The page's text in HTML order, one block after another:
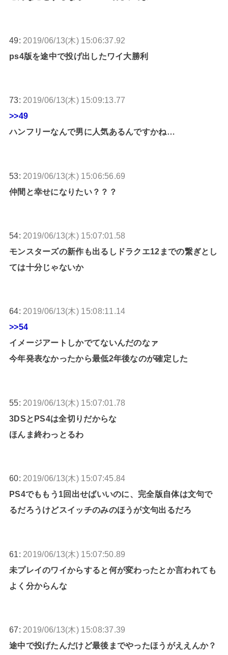
49: 2019/06/13(木) 15:06:37.92
ps4版を途中で投げ出したワイ大勝利
73: 2019/06/13(木) 15:09:13.77
>>49
ハンフリーなんで男に人気あるんですかね…
53: 2019/06/13(木) 15:06:56.69
仲間と幸せになりたい？？？
54: 2019/06/13(木) 15:07:01.58
モンスターズの新作も出るしドラクエ12までの繋ぎとし
ては十分じゃないか
64: 2019/06/13(木) 15:08:11.14
>>54
イメージアートしかでてないんだのなァ
今年発表なかったから最低2年後なのが確定した
55: 2019/06/13(木) 15:07:01.78
3DSとPS4は全切りだからな
ほんま終わっとるわ
60: 2019/06/13(木) 15:07:45.84
PS4でももう1回出せばいいのに、完全版自体は文句で
るだろうけどスイッチのみのほうが文句出るだろ
61: 2019/06/13(木) 15:07:50.89
未プレイのワイからすると何が変わったとか言われても
よく分からんな
67: 2019/06/13(木) 15:08:37.39
途中で投げたんだけど最後までやったほうがええんか？